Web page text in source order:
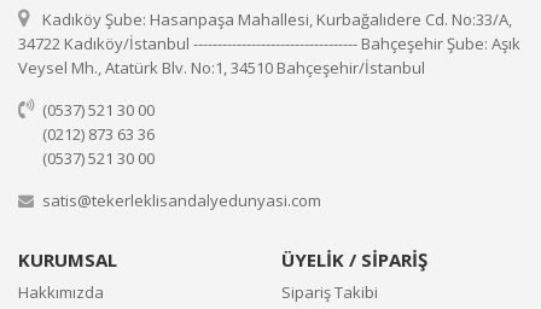
Kadıköy Şube: Hasanpaşa Mahallesi, Kurbağalıdere Cd. No:33/A,
34722 Kadıköy/İstanbul ---------------------------------- Bahçeşehir Şube: Aşık
Veysel Mh., Atatürk Blv. No:1, 34510 Bahçeşehir/İstanbul
(0537) 521 30 00
(0212) 873 63 36
(0537) 521 30 00
satis@tekerleklisandalyedunyasi.com
KURUMSAL
Hakkımızda
ÜYELİK / SİPARİŞ
Sipariş Takibi